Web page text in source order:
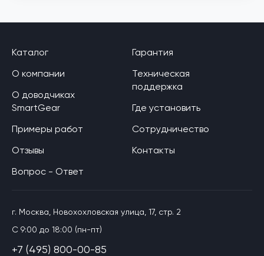
Каталог
О компании
О доводчиках
SmartGear
Примеры работ
Отзывы
Вопрос - Ответ
Гарантия
Техническая
поддержка
Где установить
Сотрудничество
Контакты
г. Москва, Новохохловская улица, 17, стр. 2
C 9:00 до 18:00 (пн-пт)
+7 (495) 800-00-85